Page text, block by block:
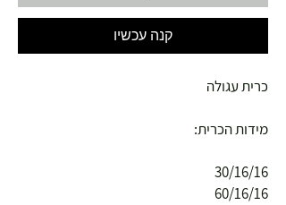
קנה עכשיו
כרית עגולה
מידות הכרית:
30/16/16
60/16/16